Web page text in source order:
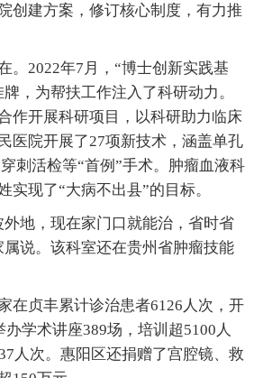
创建方案，修订核心制度，有力推
2022年7月，“博士创新实践基
，为帮扶工作注入了科研动力。
作开展科研项目，以科研助力临床
医院开展了27项新技术，涵盖单孔
刺活检等“首例”手术。肿瘤血液科
实现了“大病不出县”的目标。
地，现在家门口就能治，省时省
说。该科室还在贵州省肿瘤技能
贞丰累计诊治患者6126人次，开
学术讲座389场，培训超5100人
人次。惠阳区还捐赠了宫腔镜、救